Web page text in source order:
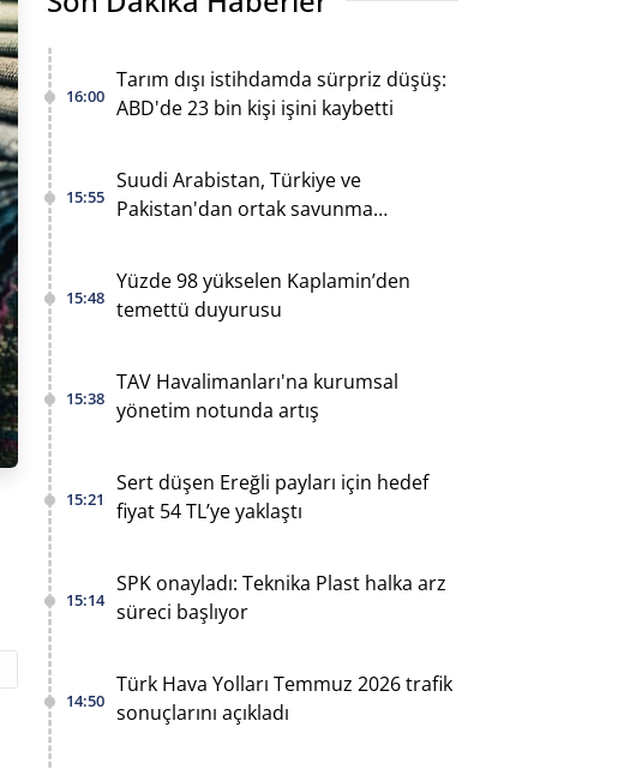
16:00
Tarım dışı istihdamda sürpriz düşüş:
ABD'de 23 bin kişi işini kaybetti
15:55
Suudi Arabistan, Türkiye ve
Pakistan'dan ortak savunma
15:48
Yüzde 98 yükselen Kaplamin’den
temettü duyurusu
15:38
TAV Havalimanları'na kurumsal
yönetim notunda artış
15:21
Sert düşen Ereğli payları için hedef
fiyat 54 TL’ye yaklaştı
15:14
SPK onayladı: Teknika Plast halka arz
süreci başlıyor
14:50
Türk Hava Yolları Temmuz 2026 trafik
sonuçlarını açıkladı